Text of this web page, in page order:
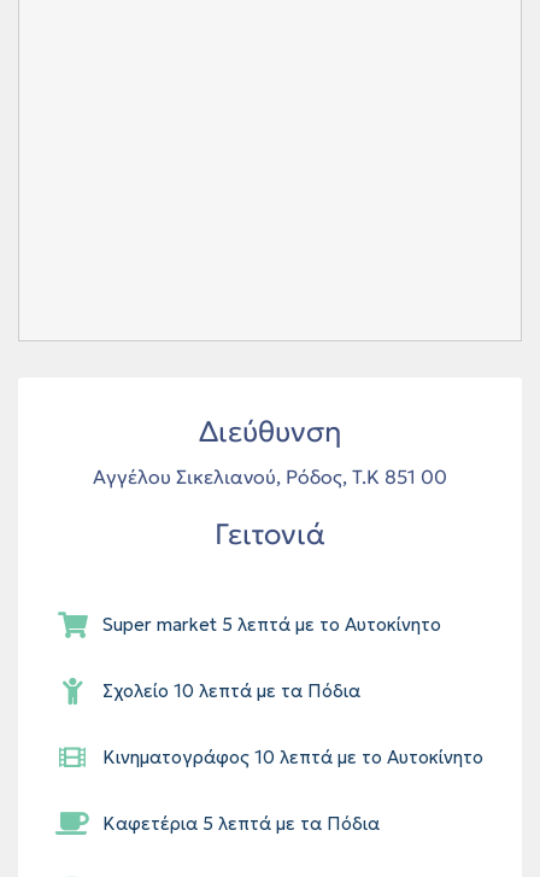
Διεύθυνση
Αγγέλου Σικελιανού, Ρόδος, Τ.Κ 851 00
Γειτονιά
Super market 5 λεπτά με το Αυτοκίνητο
Σχολείο 10 λεπτά με τα Πόδια
Κινηματογράφος 10 λεπτά με το Αυτοκίνητο
Καφετέρια 5 λεπτά με τα Πόδια